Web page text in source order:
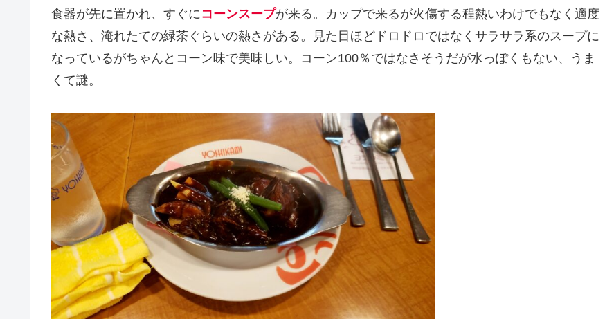
食器が先に置かれ、すぐに コーンスープが来る。カップで来るが火傷する程熱いわけでもなく適度
な熱さ、淹れたての緑茶ぐらいの熱さがある。見た目ほどドロドロではなくサラサラ系のスープに
なっているがちゃんとコーン味で美味しい。コーン100％ではなさそうだが水っぽくもない、うま
くて謎。